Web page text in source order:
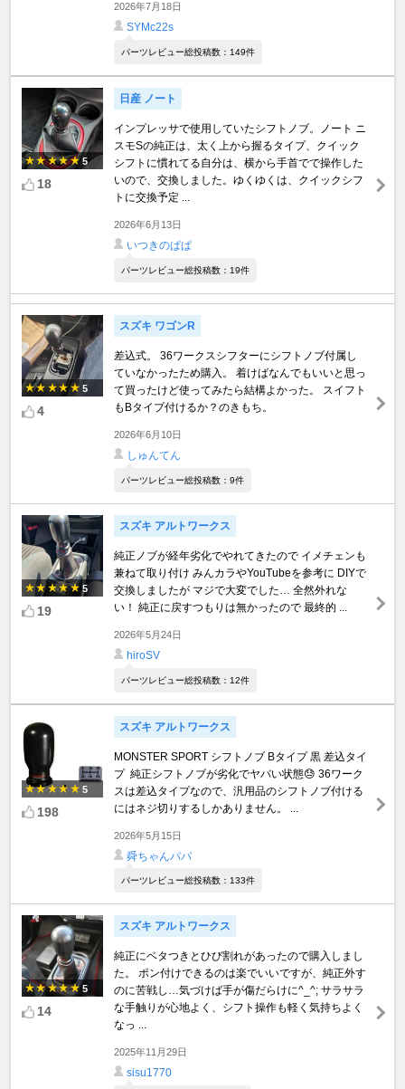
2026年7月18日
SYMc22s
パーツレビュー総投稿数：149件
5
18
日産 ノート
インプレッサで使用していたシフトノブ。ノート ニ
スモSの純正は、太く上から握るタイプ、クイック
シフトに慣れてる自分は、横から手首でで操作した
いので、交換しました。ゆくゆくは、クイックシフ
トに交換予定 ...
2026年6月13日
いつきのぱぱ
パーツレビュー総投稿数：19件
5
4
スズキ ワゴンR
差込式。 36ワークスシフターにシフトノブ付属し
ていなかったため購入。 着けばなんでもいいと思っ
て買ったけど使ってみたら結構よかった。 スイフト
もBタイプ付けるか？のきもち。
2026年6月10日
しゅんてん
パーツレビュー総投稿数：9件
5
19
スズキ アルトワークス
純正ノブが経年劣化でやれてきたので イメチェンも
兼ねて取り付け みんカラやYouTubeを参考に DIYで
交換しましたが マジで大変でした… 全然外れな
い！ 純正に戻すつもりは無かったので 最終的 ...
2026年5月24日
hiroSV
パーツレビュー総投稿数：12件
5
198
スズキ アルトワークス
MONSTER SPORT シフトノブ Bタイプ 黒 差込タイ
プ 純正シフトノブが劣化でヤバい状態😓 36ワーク
スは差込タイプなので、汎用品のシフトノブ付ける
にはネジ切りするしかありません。 ...
2026年5月15日
舜ちゃんパパ
パーツレビュー総投稿数：133件
5
14
スズキ アルトワークス
純正にベタつきとひび割れがあったので購入しまし
た。 ポン付けできるのは楽でいいですが、純正外す
のに苦戦し…気づけば手が傷だらけに^_^; サラサラ
な手触りが心地よく、シフト操作も軽く気持ちよく
なっ ...
2025年11月29日
sisu1770